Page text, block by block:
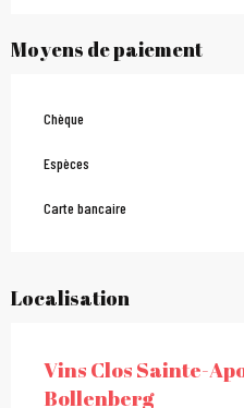
Moyens de paiement
Chèque
Espèces
Carte bancaire
Localisation
Vins Clos Sainte-
Bollenberg